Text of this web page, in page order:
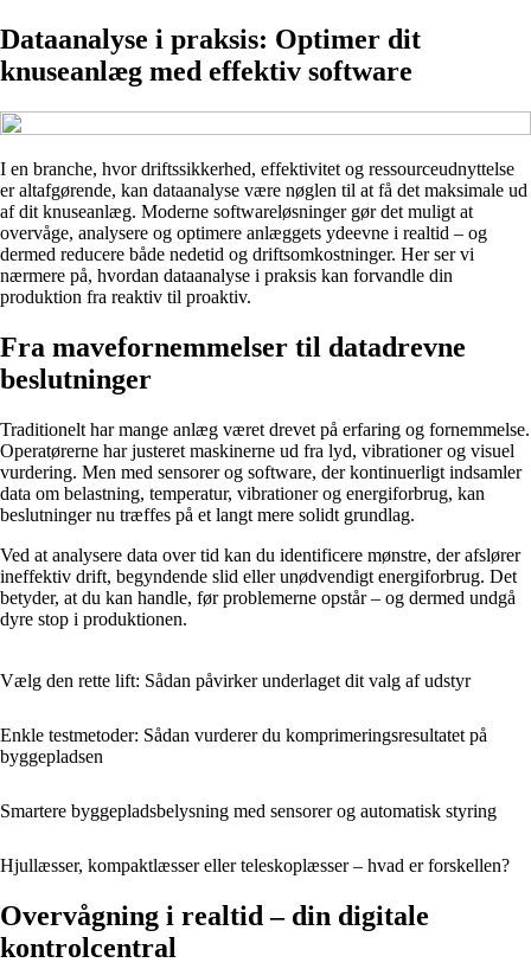
Dataanalyse i praksis: Optimer dit
knuseanlæg med effektiv software
I en branche, hvor driftssikkerhed, effektivitet og ressourceudnyttelse
er altafgørende, kan dataanalyse være nøglen til at få det maksimale ud
af dit knuseanlæg. Moderne softwareløsninger gør det muligt at
overvåge, analysere og optimere anlæggets ydeevne i realtid – og
dermed reducere både nedetid og driftsomkostninger. Her ser vi
nærmere på, hvordan dataanalyse i praksis kan forvandle din
produktion fra reaktiv til proaktiv.
Fra mavefornemmelser til datadrevne
beslutninger
Traditionelt har mange anlæg været drevet på erfaring og fornemmelse.
Operatørerne har justeret maskinerne ud fra lyd, vibrationer og visuel
vurdering. Men med sensorer og software, der kontinuerligt indsamler
data om belastning, temperatur, vibrationer og energiforbrug, kan
beslutninger nu træffes på et langt mere solidt grundlag.
Ved at analysere data over tid kan du identificere mønstre, der afslører
ineffektiv drift, begyndende slid eller unødvendigt energiforbrug. Det
betyder, at du kan handle, før problemerne opstår – og dermed undgå
dyre stop i produktionen.
Vælg den rette lift: Sådan påvirker underlaget dit valg af udstyr
Enkle testmetoder: Sådan vurderer du komprimeringsresultatet på
byggepladsen
Smartere byggepladsbelysning med sensorer og automatisk styring
Hjullæsser, kompaktlæsser eller teleskoplæsser – hvad er forskellen?
Overvågning i realtid – din digitale
kontrolcentral